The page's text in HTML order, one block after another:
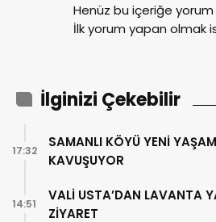
Henüz bu içeriğe yorum
İlk yorum yapan olmak
İlginizi Çekebilir
SAMANLI KÖYÜ YENİ
KAVUŞUYOR
17:32
VALİ USTA’DAN LAVANTA
ZİYARET
14:51